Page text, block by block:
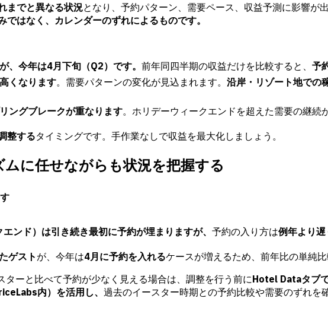
までと異なる状況となり、予約パターン、需要ペース、収益予測に影響が出
ではなく、カレンダーのずれによるものです。
、今年は4月下旬（Q2）です。 前年同四半期の収益だけを比較すると、 予
くなります。需要パターンの変化が見込まれます。 沿岸・リゾート地での
ングブレークが重なります。ホリデーウィークエンドを超えた需要の継続
整するタイミングです。手作業なしで収益を最大化しましょう。
に任せながらも状況を把握する
ンド）は引き続き最初に予約が埋まりますが、 予約の入り方は例年より遅
ゲストが、今年は4月に予約を入れるケースが増えるため、前年比の単純
ターと比べて予約が少なく見える場合は、調整を行う前にHotel Dataタブ
内）を活用し、 過去のイースター時期との予約比較や需要のずれを